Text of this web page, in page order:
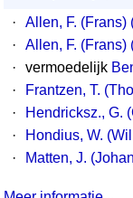
·
Allen, F. (Frans)
·
Allen, F. (Frans)
·
vermoedelijk
·
Frantzen, T.
·
Hendricksz., G.
·
Hondius, W.
·
Matten, J.